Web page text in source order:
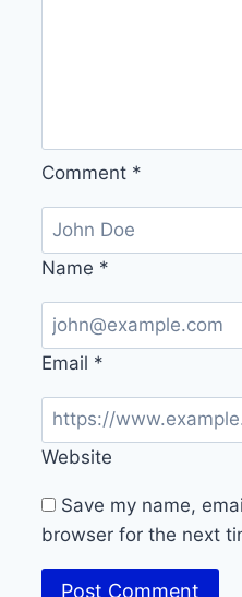
Comment *
Name *
Email *
Website
Save my name,
browser for the next